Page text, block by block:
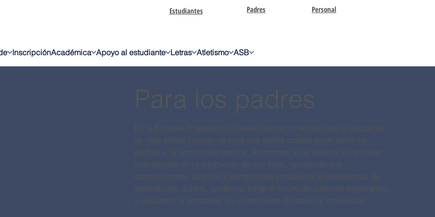
Estudiantes Padres Personal
InscripciónAcadémica Apoyo al estudiante Letras Atletismo ASB
Para los padres